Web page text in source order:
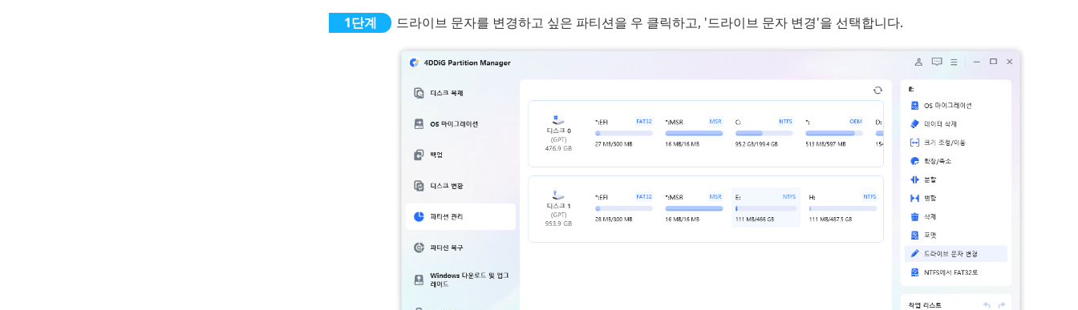
드라이브 문자를 변경하고 싶은 파티션을 우 클릭하고, '드라이브 문자 변경'을 선택합니다.